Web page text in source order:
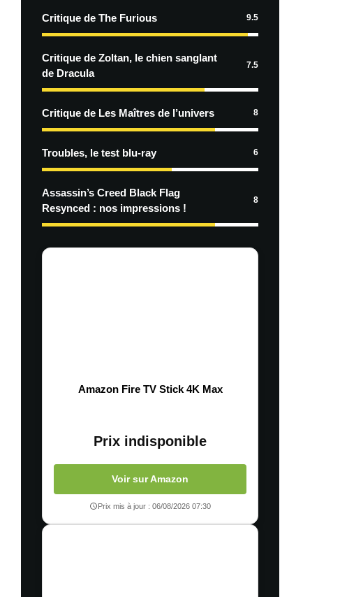
Critique de The Furious 9.5
Critique de Zoltan, le chien sanglant
de Dracula
7.5
Critique de Les Maîtres de l’univers 8
Troubles, le test blu-ray 6
Assassin’s Creed Black Flag
Resynced : nos impressions !
8
Amazon Fire TV Stick 4K Max
Prix indisponible
Voir sur Amazon
Prix mis à jour : 06/08/2026 07:30